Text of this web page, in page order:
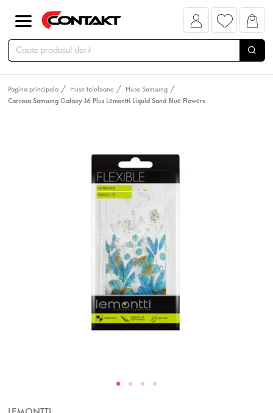
Pagina principala Huse telefoane
Huse Samsung
Carcasa Samsung Galaxy J6 Plus Lemontti Liquid Sand Blue Flowers